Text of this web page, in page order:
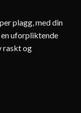
plagg, med din
uforpliktende
raskt og